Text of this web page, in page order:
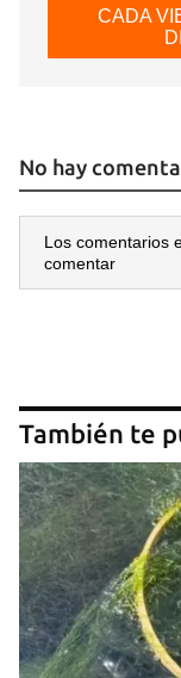
CADA
No hay
Los comentarios
comentar
También te